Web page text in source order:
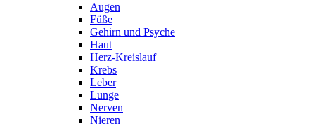
Augen
Füße
Gehirn und Psyche
Haut
Herz-Kreislauf
Krebs
Leber
Lunge
Nerven
Nieren